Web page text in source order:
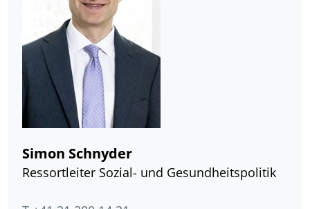
Simon Schnyder
Ressortleiter Sozial- und Gesundheitspolitik